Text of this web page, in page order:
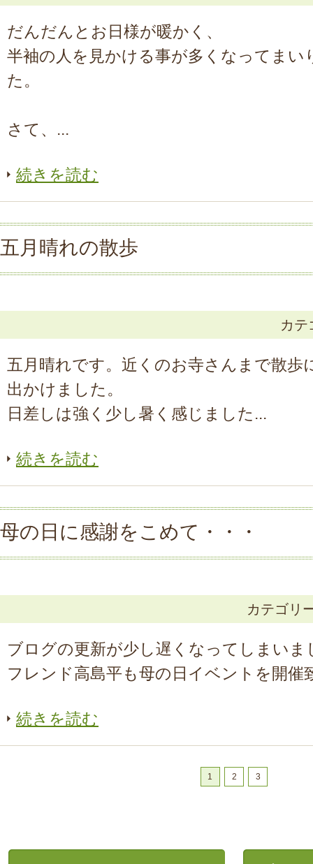
だんだんとお日様が暖かく、
半袖の人を見かける事が多くなってまい
た。
さて、...
続きを読む
五月晴れの散歩
カ
五月晴れです。近くのお寺さんまで散歩
出かけました。
日差しは強く少し暑く感じました...
続きを読む
母の日に感謝をこめて・・・
カテゴリ
ブログの更新が少し遅くなってしまいま
フレンド高島平も母の日イベントを開催
続きを読む
1 2 3